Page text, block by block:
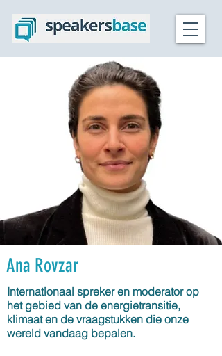
Ana Rovzar
Internationaal spreker en moderator op
het gebied van de energietransitie,
klimaat en de vraagstukken die onze
wereld vandaag bepalen.